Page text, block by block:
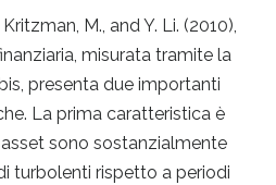
M., and Y. Li. (2010),
misurata tramite la
presenta due importanti
La prima caratteristica è
sono sostanzialmente
turbolenti rispetto a periodi